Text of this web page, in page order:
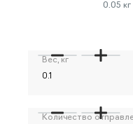
0.05 кг
Вес, кг
Количество